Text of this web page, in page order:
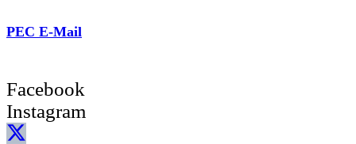
PEC E-Mail
Facebook
Instagram